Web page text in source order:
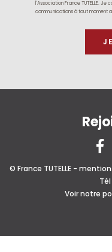
l'Association France TUTELLE.
communications à tout moment
© France TUTELLE -
Voir notre